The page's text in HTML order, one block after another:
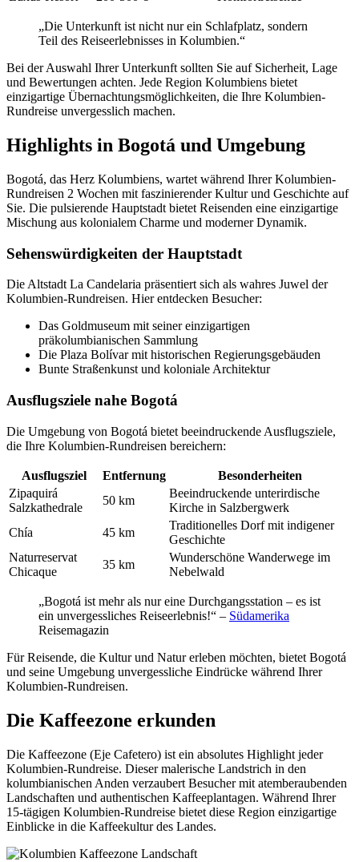
„Die Unterkunft ist nicht nur ein Schlafplatz, sondern
Teil des Reiseerlebnisses in Kolumbien.“
Bei der Auswahl Ihrer Unterkunft sollten Sie auf Sicherheit, Lage
und Bewertungen achten. Jede Region Kolumbiens bietet
einzigartige Übernachtungsmöglichkeiten, die Ihre Kolumbien-
Rundreise unvergesslich machen.
Highlights in Bogotá und Umgebung
Bogotá, das Herz Kolumbiens, wartet während Ihrer Kolumbien-
Rundreisen 2 Wochen mit faszinierender Kultur und Geschichte auf
Sie. Die pulsierende Hauptstadt bietet Reisenden eine einzigartige
Mischung aus kolonialem Charme und moderner Dynamik.
Sehenswürdigkeiten der Hauptstadt
Die Altstadt La Candelaria präsentiert sich als wahres Juwel der
Kolumbien-Rundreisen. Hier entdecken Besucher:
Das Goldmuseum mit seiner einzigartigen
präkolumbianischen Sammlung
Die Plaza Bolívar mit historischen Regierungsgebäuden
Bunte Straßenkunst und koloniale Architektur
Ausflugsziele nahe Bogotá
Die Umgebung von Bogotá bietet beeindruckende Ausflugsziele,
die Ihre Kolumbien-Rundreisen bereichern:
Ausflugsziel Entfernung
Besonderheiten
Zipaquirá
Salzkathedrale
50 km
Beeindruckende unterirdische
Kirche in Salzbergwerk
Chía
45 km
Traditionelles Dorf mit indigener
Geschichte
Naturreservat
Chicaque
35 km
Wunderschöne Wanderwege im
Nebelwald
„Bogotá ist mehr als nur eine Durchgangsstation – es ist
ein unvergessliches Reiseerlebnis!“ – Südamerika
Reisemagazin
Für Reisende, die Kultur und Natur erleben möchten, bietet Bogotá
und seine Umgebung unvergessliche Eindrücke während Ihrer
Kolumbien-Rundreisen.
Die Kaffeezone erkunden
Die Kaffeezone (Eje Cafetero) ist ein absolutes Highlight jeder
Kolumbien-Rundreise. Dieser malerische Landstrich in den
kolumbianischen Anden verzaubert Besucher mit atemberaubenden
Landschaften und authentischen Kaffeeplantagen. Während Ihrer
15-tägigen Kolumbien-Rundreise bietet diese Region einzigartige
Einblicke in die Kaffeekultur des Landes.